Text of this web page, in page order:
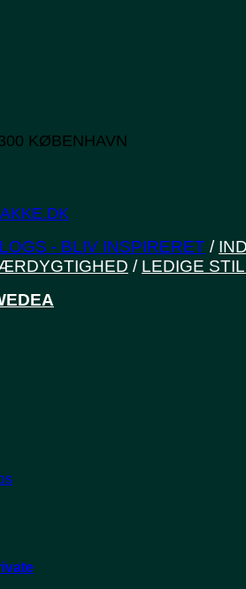
KØBENHAVN
- BLIV INSPIRERET /
/ LEDIGE